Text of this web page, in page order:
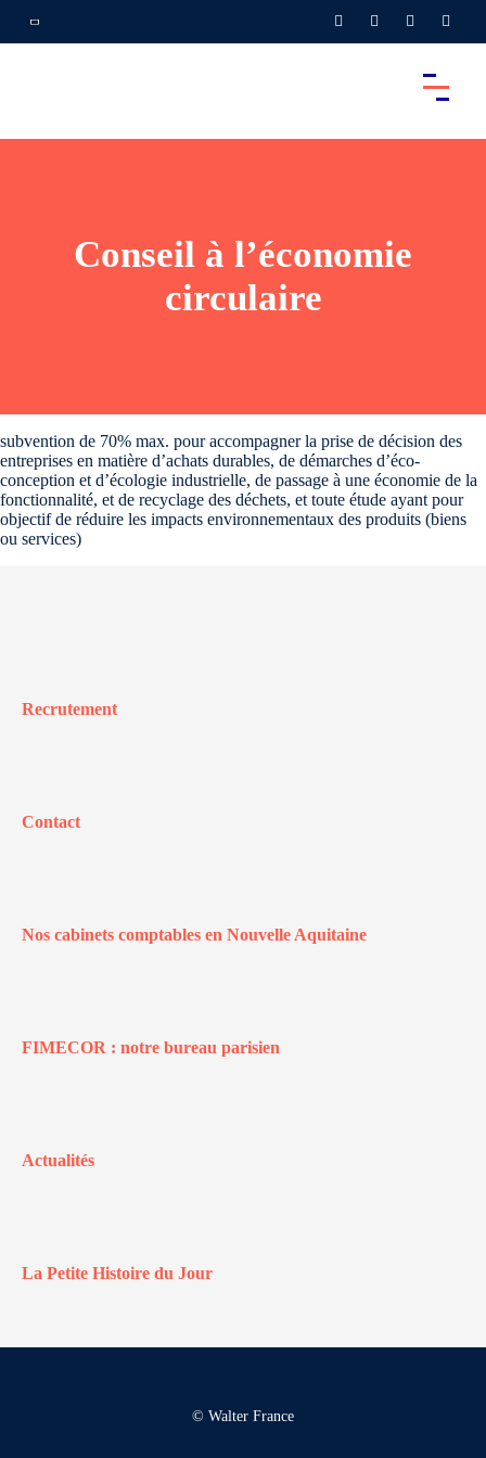
Conseil à l’économie
circulaire
subvention de 70% max. pour accompagner la prise de décision des
entreprises en matière d’achats durables, de démarches d’éco-
conception et d’écologie industrielle, de passage à une économie de la
fonctionnalité, et de recyclage des déchets, et toute étude ayant pour
objectif de réduire les impacts environnementaux des produits (biens
ou services)
Recrutement
Contact
Nos cabinets comptables en Nouvelle Aquitaine
FIMECOR : notre bureau parisien
Actualités
La Petite Histoire du Jour
© Walter France